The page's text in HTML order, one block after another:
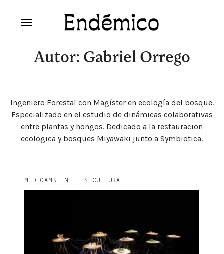
content
ambiental
Autor: Gabriel Orrego
Ingeniero Forestal con Magíster en ecología del bosque.
Especializado en el estudio de dinámicas colaborativas
entre plantas y hongos. Dedicado a la restauracion
ecologica y bosques Miyawaki junto a Symbiotica.
MEDIOAMBIENTE ES CULTURA
Explora la cultura creativa en torno al movimiento
socioambiental con Endémico.